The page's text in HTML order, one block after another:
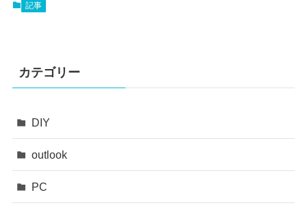
記事
カテゴリー
DIY
outlook
PC